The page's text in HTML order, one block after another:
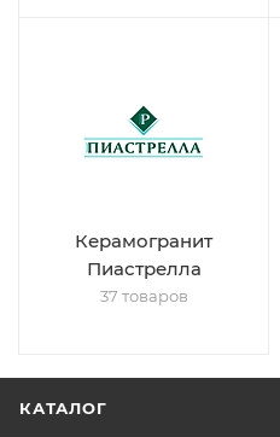
Керамогранит
Пиастрелла
37 товаров
КАТАЛОГ